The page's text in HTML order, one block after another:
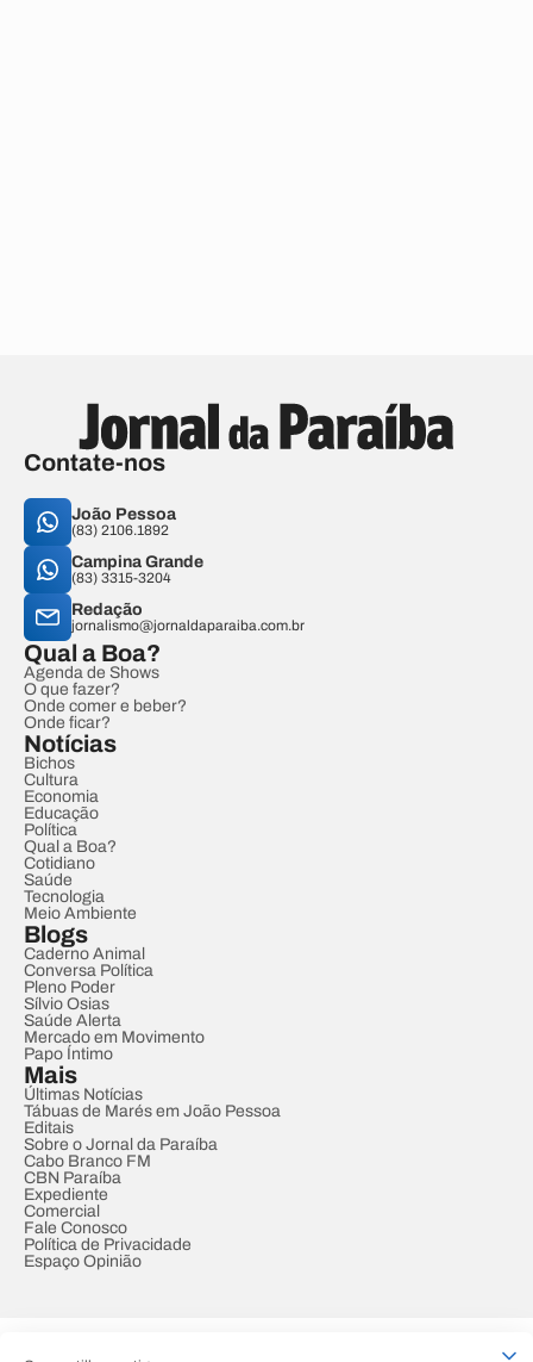
Contate-nos
João Pessoa
(83) 2106.1892
Campina Grande
(83) 3315-3204
Redação
jornalismo@jornaldaparaiba.com.br
Qual a Boa?
Agenda de Shows
O que fazer?
Onde comer e beber?
Onde ficar?
Notícias
Bichos
Cultura
Economia
Educação
Política
Qual a Boa?
Cotidiano
Saúde
Tecnologia
Meio Ambiente
Blogs
Caderno Animal
Conversa Política
Pleno Poder
Sílvio Osias
Saúde Alerta
Mercado em Movimento
Papo Íntimo
Mais
Últimas Notícias
Tábuas de Marés em João Pessoa
Editais
Sobre o Jornal da Paraíba
Cabo Branco FM
CBN Paraíba
Expediente
Comercial
Fale Conosco
Política de Privacidade
Espaço Opinião